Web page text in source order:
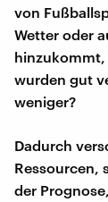
von
Wetter oder
hinzukommt,
wurden gut
weniger?
Dadurch
Ressourcen,
der